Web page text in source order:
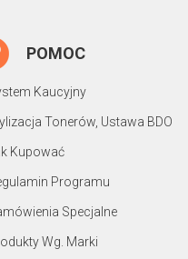
POMOC
Kaucyjny
Tonerów, Ustawa BDO
Kupować
Programu
Specjalne
Wg. Marki